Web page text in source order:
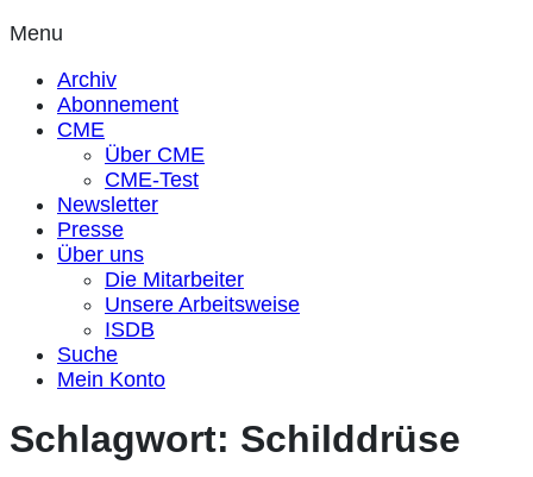
Menu
Archiv
Abonnement
CME
Über CME
CME-Test
Newsletter
Presse
Über uns
Die Mitarbeiter
Unsere Arbeitsweise
ISDB
Suche
Mein Konto
Schlagwort: Schilddrüse